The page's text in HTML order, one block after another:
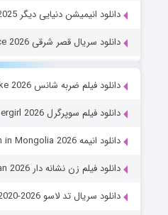
دانلود انیمیشن دنیایی دیگر Another World 2025
دانلود سریال قصر شرقی The East Palace 2026
دانلود فیلم ضربه شانس Lucky Strike 2026
دانلود فیلم سوپرگرل Supergirl 2026
دانلود انیمه Jaadugar: A Witch in Mongolia 2026
دانلود فیلم زن نشانه دار The Marked Woman 2026
دانلود سریال تد لاسو Ted Lasso 2020-2026